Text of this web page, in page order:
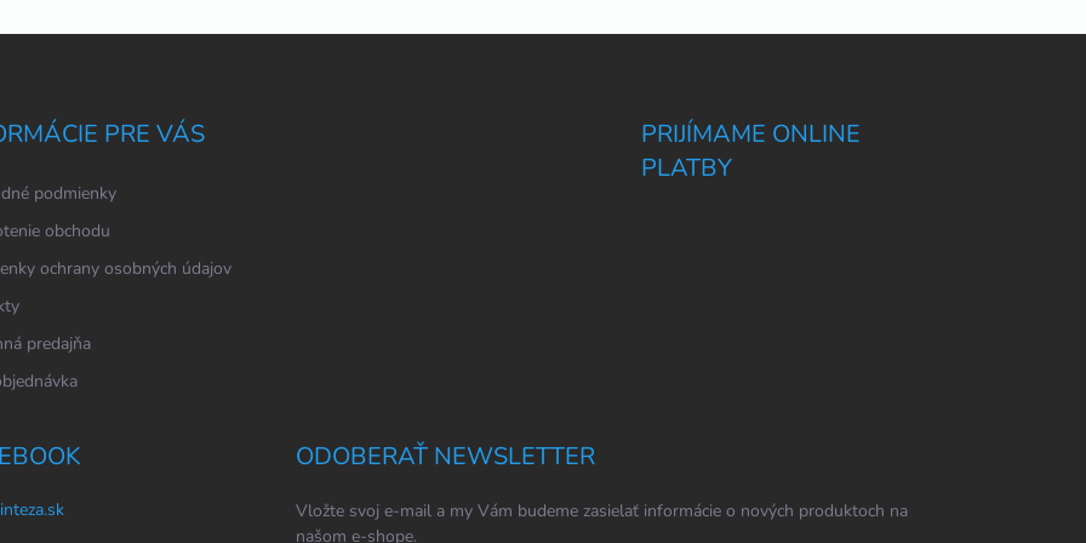
PRE VÁS
podmienky
obchodu
ochrany osobných údajov
predajňa
PRIJÍMAME ONLINE
PLATBY
inteza.sk
ODOBERAŤ NEWSLETTER
Vložte svoj e-mail a my Vám budeme zasielať informácie o nových produktoch na
našom e-shope.